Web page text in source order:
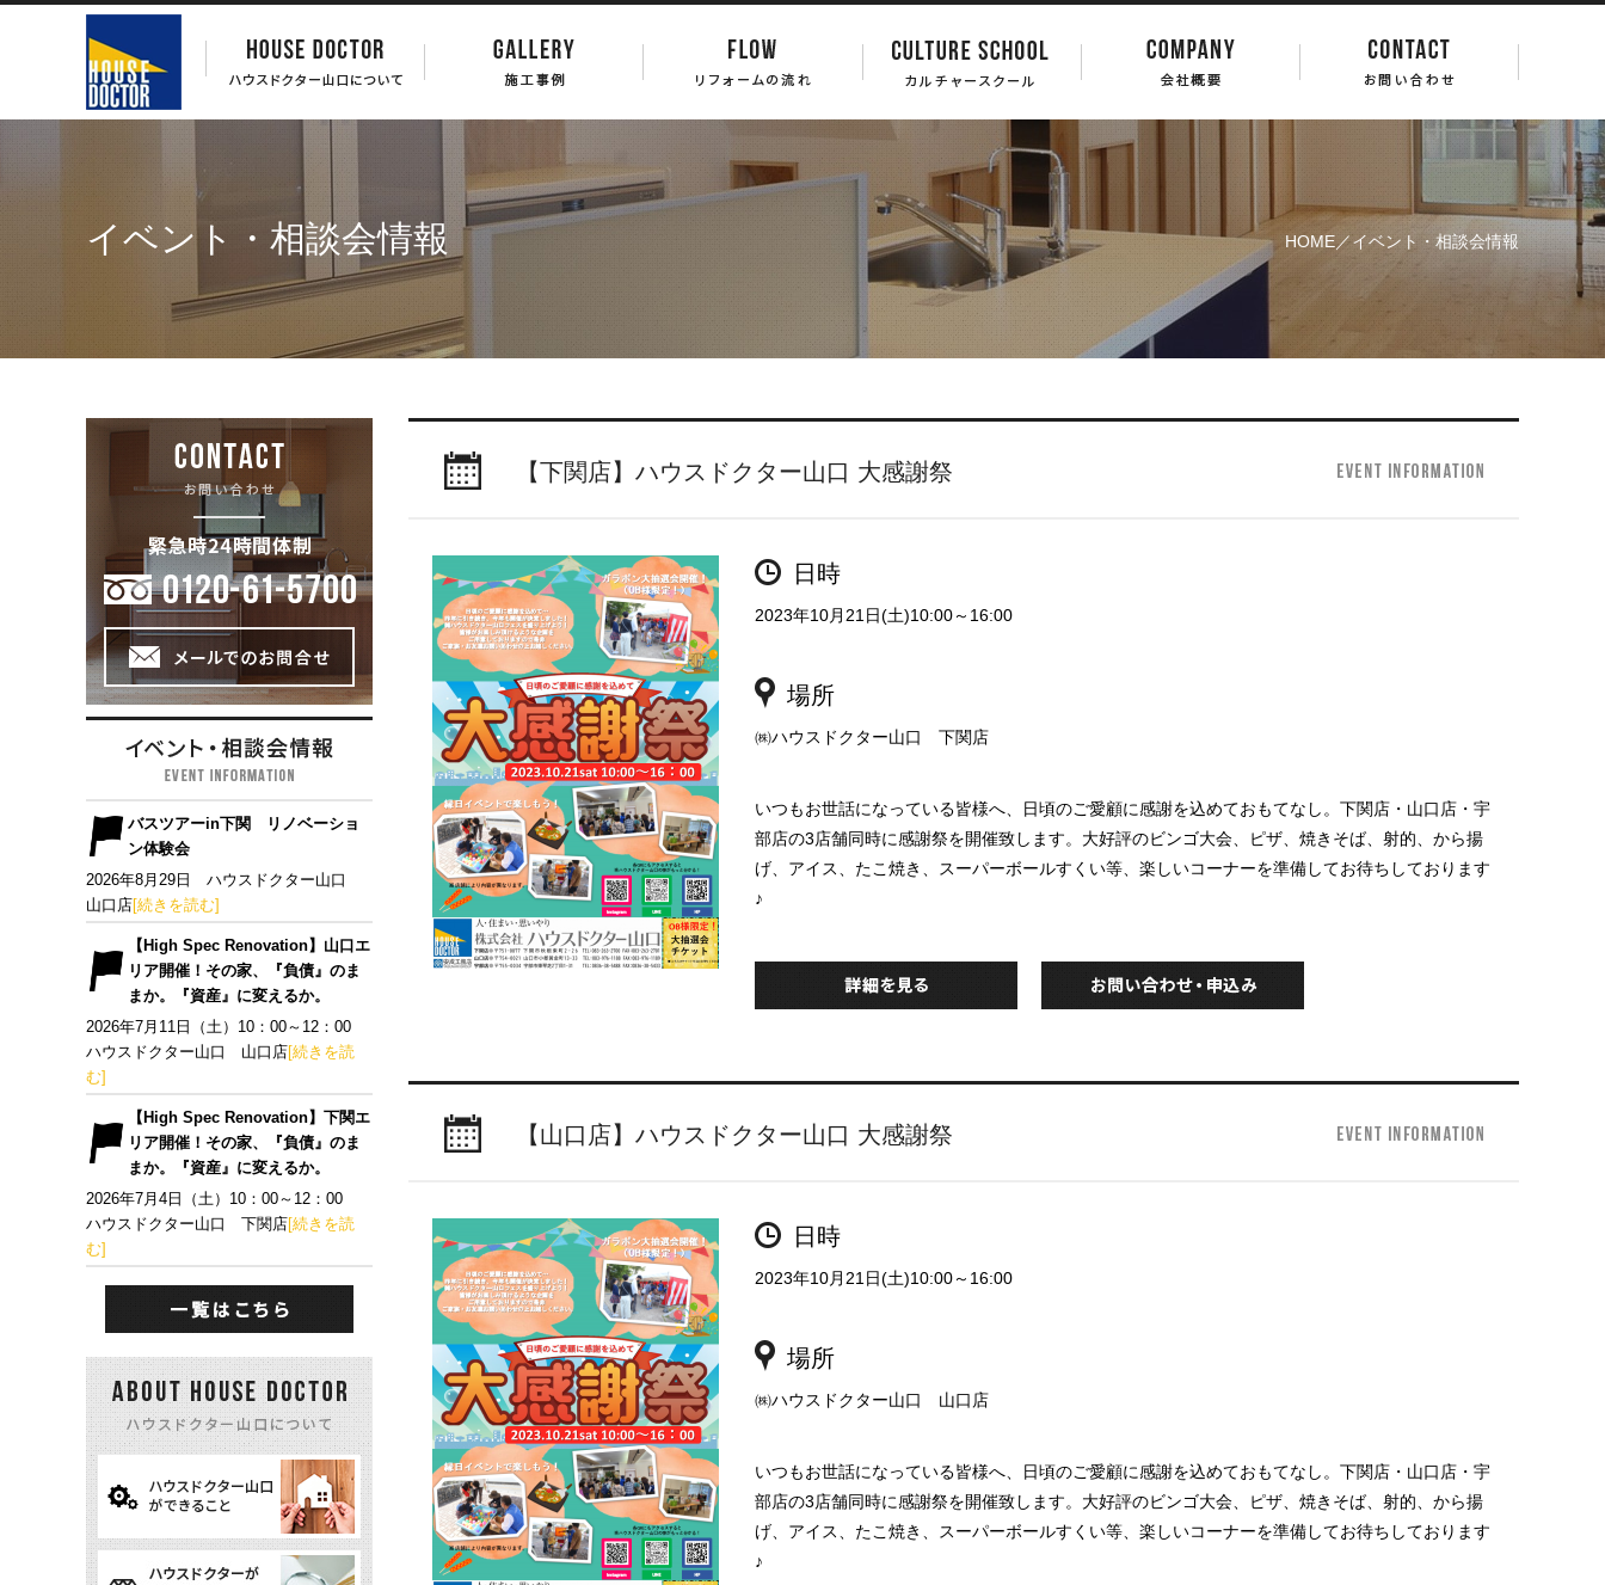
イベント・相談会情報 HOME／イベント・相談会情報
【下関店】ハウスドクター山口 大感謝祭
日時
2023年10月21日(土)10:00～16:00
場所
㈱ハウスドクター山口 下関店
いつもお世話になっている皆様へ、日頃のご愛顧に感謝を込めておもてなし。下関店・山口店・宇
部店の3店舗同時に感謝祭を開催致します。大好評のビンゴ大会、ピザ、焼きそば、射的、から揚
げ、アイス、たこ焼き、スーパーボールすくい等、楽しいコーナーを準備してお待ちしております
♪
【山口店】ハウスドクター山口 大感謝祭
日時
2023年10月21日(土)10:00～16:00
場所
㈱ハウスドクター山口 山口店
いつもお世話になっている皆様へ、日頃のご愛顧に感謝を込めておもてなし。下関店・山口店・宇
部店の3店舗同時に感謝祭を開催致します。大好評のビンゴ大会、ピザ、焼きそば、射的、から揚
げ、アイス、たこ焼き、スーパーボールすくい等、楽しいコーナーを準備してお待ちしております
♪
バスツアーin下関 リノベーショ
ン体験会
2026年8月29日 ハウスドクター山口
山口店[続きを読む]
【High Spec Renovation】山口エ
リア開催！その家、『負債』のま
まか。『資産』に変えるか。
2026年7月11日（土）10：00～12：00
ハウスドクター山口 山口店[続きを読
む]
【High Spec Renovation】下関エ
リア開催！その家、『負債』のま
まか。『資産』に変えるか。
2026年7月4日（土）10：00～12：00
ハウスドクター山口 下関店[続きを読
む]